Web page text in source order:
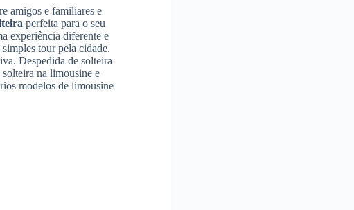
amigos e familiares e
perfeita para o seu
experiência diferente e
tour pela cidade.
Despedida de solteira
na limousine e
modelos de limousine